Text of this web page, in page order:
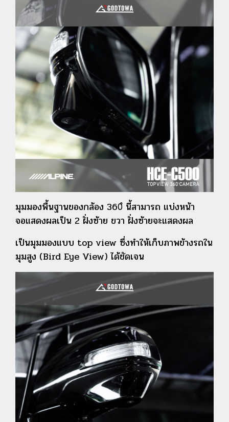
มุมมองพื้นฐานของกล้อง 360ํ นี้สามารถ แบ่งหน้า
จอแสดงผลเป็น 2 ฝั่งซ้าย ขวา ฝั่งซ้ายจะแสดงผล
เป็นมุมมองแบบ top view ซึ่งทำให้เก็บภาพข้างรถใน
มุมสูง (Bird Eye View) ได้ชัดเจน